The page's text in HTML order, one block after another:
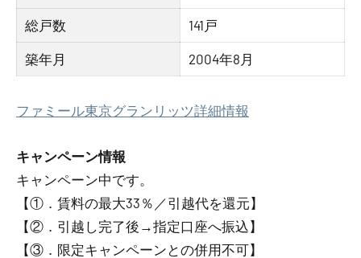
総戸数 141戸
築年月 2004年8月
ファミール東京グランリッツ詳細情報
キャンペーン情報
キャンペーン中です。
【①．賃料の最大33％／引越代を還元】
【②．引越し完了後→指定口座へ振込】
【③．限定キャンペーンとの併用不可】